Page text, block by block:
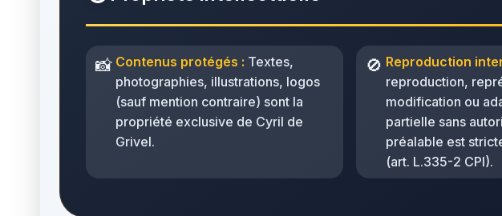
📸 Contenus protégés : Textes,
photographies, illustrations, logos
(sauf mention contraire) sont la
propriété exclusive de Cyril de
Grivel.
🚫 Reproduction
reproduction,
modification ou
partielle sans
préalable est
(art. L.335-2 CPI).